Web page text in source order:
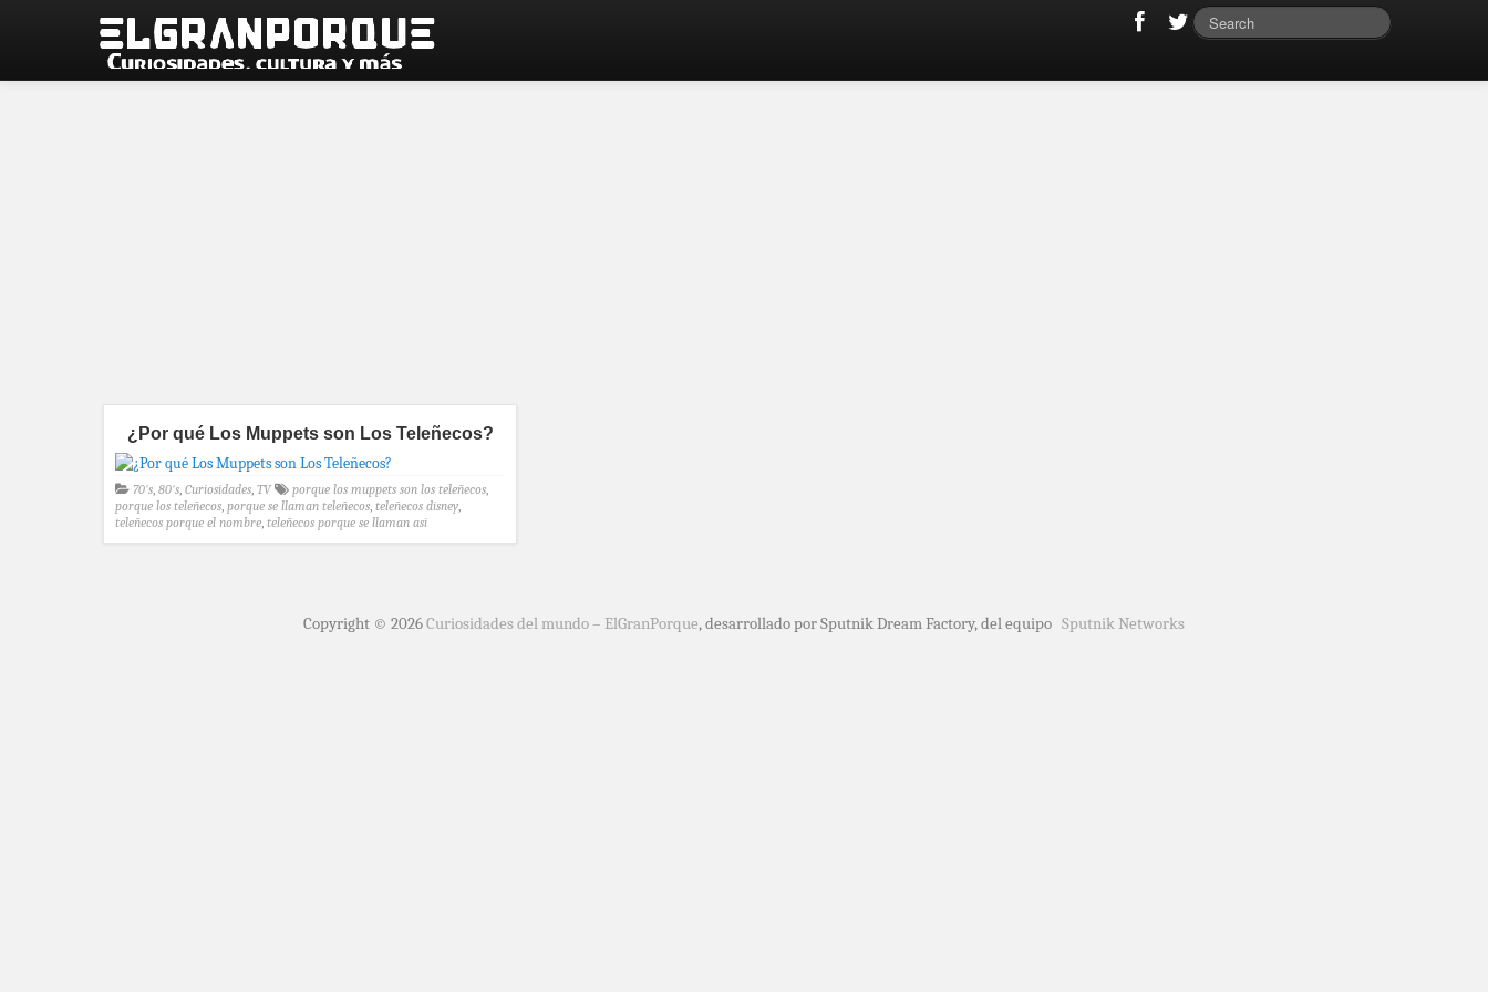
¿Por qué Los Muppets son Los Teleñecos?
70's, 80's, Curiosidades, TV porque los muppets son los teleñecos,
porque los teleñecos, porque se llaman teleñecos, teleñecos disney,
teleñecos porque el nombre, teleñecos porque se llaman asi
Copyright © 2026Curiosidades del mundo – ElGranPorque, desarrollado por Sputnik Dream Factory, del equipo Sputnik Networks